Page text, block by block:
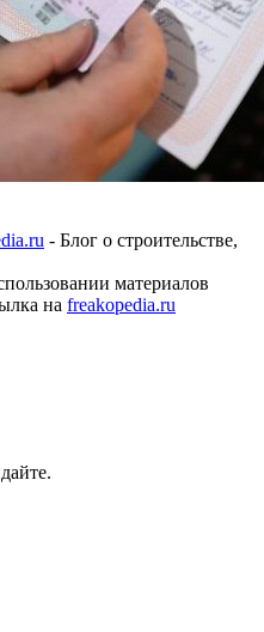
- Блог о строительстве,
материалов
на freakopedia.ru